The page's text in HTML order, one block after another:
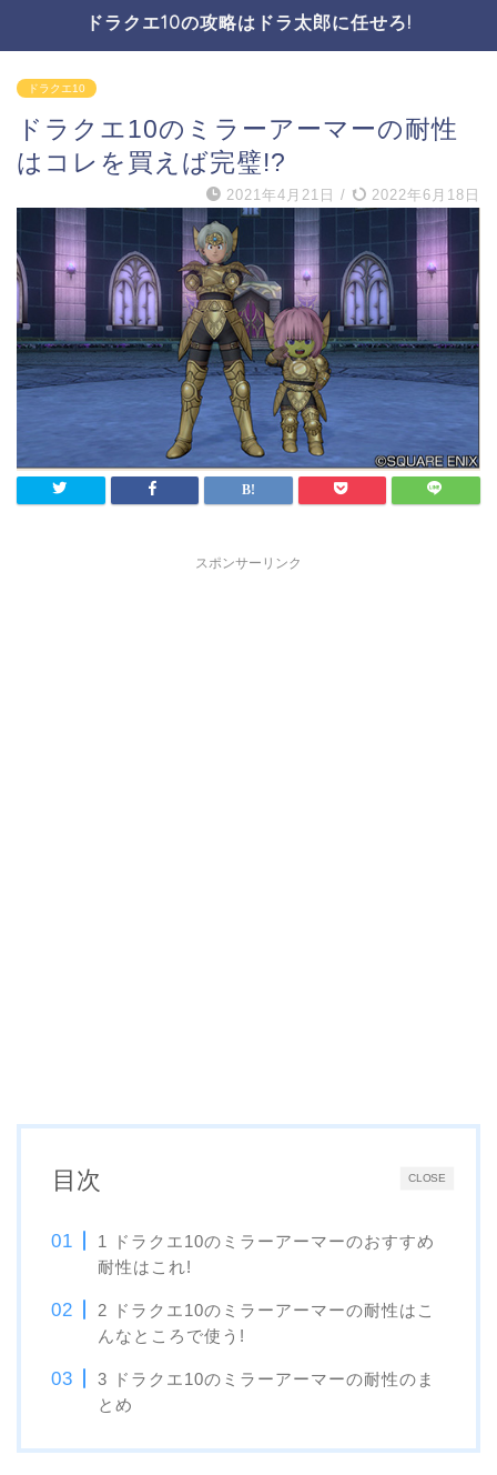
ドラクエ10の攻略はドラ太郎に任せろ!
ドラクエ10
ドラクエ10のミラーアーマーの耐性
はコレを買えば完璧!?
2021年4月21日 / 2022年6月18日
スポンサーリンク
CLOSE
目次
1 ドラクエ10のミラーアーマーのおすすめ
耐性はこれ!
2 ドラクエ10のミラーアーマーの耐性はこ
んなところで使う!
3 ドラクエ10のミラーアーマーの耐性のま
とめ